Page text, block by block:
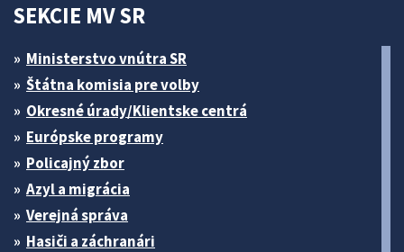
SEKCIE MV SR
Ministerstvo vnútra SR
Štátna komisia pre volby
Okresné úrady/Klientske centrá
Európske programy
Policajný zbor
Azyl a migrácia
Verejná správa
Hasiči a záchranári